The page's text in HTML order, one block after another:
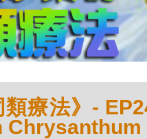
類療法》-
Chrysanthum